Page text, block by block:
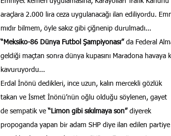
araçlara 2.000 lira ceza uygulanacağı ilan ediliyordu.
mıdır bilmem, öyle sakız gibi çiğnenip durulmadı...
“Meksiko-86 Dünya Futbol Şampiyonası” da Federal
geldiği maçtan sonra dünya kupasını Maradona havaya
kavuruyordu...
Erdal İnönü dedikleri, ince uzun, kalın mercekli gözlük
takan ve İsmet İnönü’nün oğlu olduğu söylenen, gayet
de sempatik ve “Limon gibi sıkılmaya son” diyerek
propoganda yapan bir adam SHP diye ilan edilen partiye